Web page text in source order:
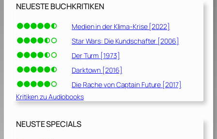
NEUESTE BUCHKRITIKEN
Medien in der Klima-Krise [2022]
Star Wars: Die Kundschafter [2006]
Der Turm [1973]
Darktown [2016]
Die Rache von Captain Future [2017]
Kritiken zu Audiobooks
NEUSTE SPECIALS